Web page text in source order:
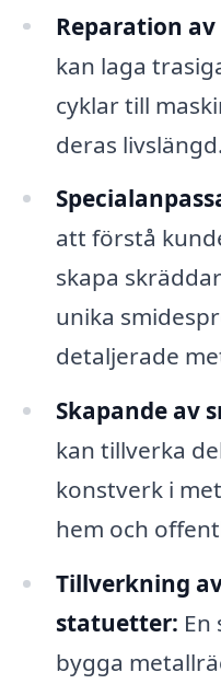
Reparation
kan laga
cyklar till
deras livslängd.
att förstå
skapa
unika
detaljerade
Skapande av
kan tillverka
konstverk i
hem och
Tillverkning
statuetter: En
bygga